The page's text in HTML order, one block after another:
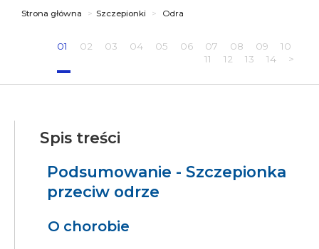
Strona główna Szczepionki Odra
01 02 03 04 05 06 07 08 09
10
11
12 13 14 >
Spis treści
Podsumowanie - Szczepionka
przeciw odrze
O chorobie